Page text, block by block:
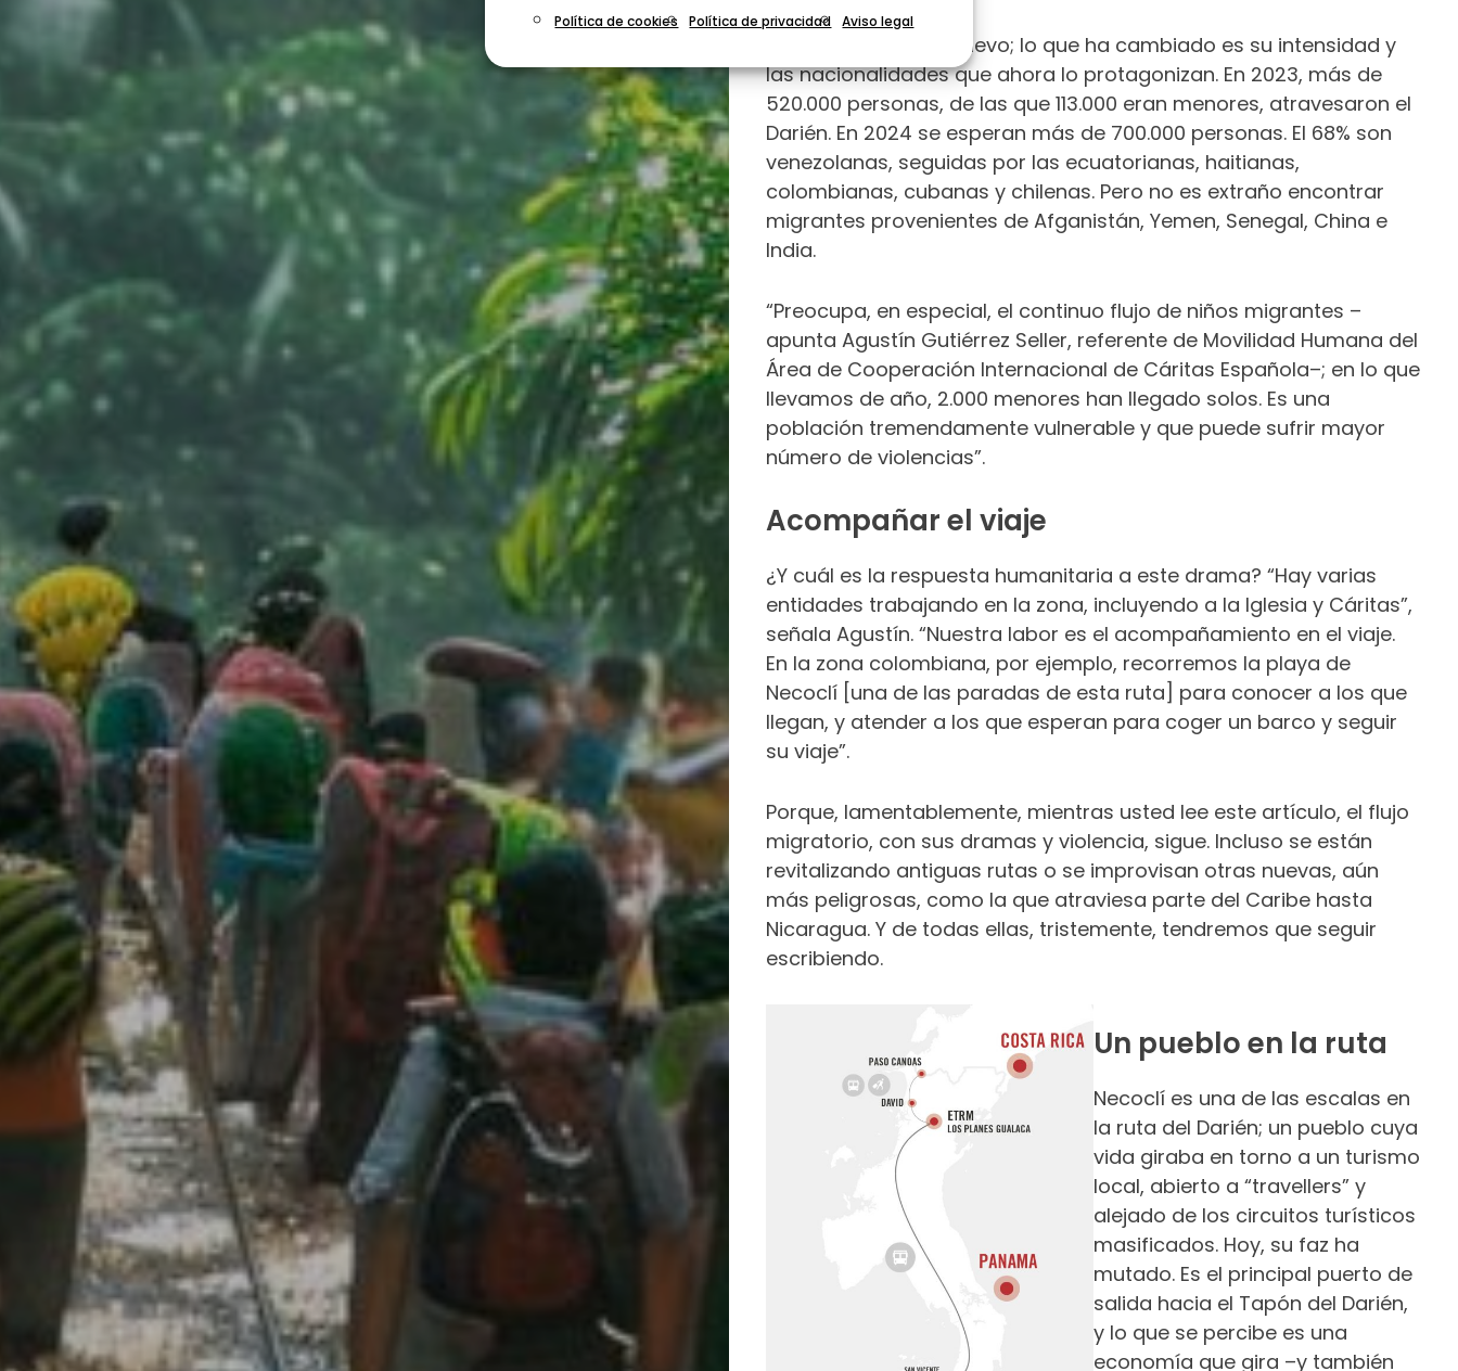
Política de cookies Política de privacidad Aviso legal
El fenómeno no es nuevo; lo que ha cambiado es su intensidad y
las nacionalidades que ahora lo protagonizan. En 2023, más de
520.000 personas, de las que 113.000 eran menores, atravesaron el
Darién. En 2024 se esperan más de 700.000 personas. El 68% son
venezolanas, seguidas por las ecuatorianas, haitianas,
colombianas, cubanas y chilenas. Pero no es extraño encontrar
migrantes provenientes de Afganistán, Yemen, Senegal, China e
India.
“Preocupa, en especial, el continuo flujo de niños migrantes –
apunta Agustín Gutiérrez Seller, referente de Movilidad Humana del
Área de Cooperación Internacional de Cáritas Española–; en lo que
llevamos de año, 2.000 menores han llegado solos. Es una
población tremendamente vulnerable y que puede sufrir mayor
número de violencias”.
Acompañar el viaje
¿Y cuál es la respuesta humanitaria a este drama? “Hay varias
entidades trabajando en la zona, incluyendo a la Iglesia y Cáritas”,
señala Agustín. “Nuestra labor es el acompañamiento en el viaje.
En la zona colombiana, por ejemplo, recorremos la playa de
Necoclí [una de las paradas de esta ruta] para conocer a los que
llegan, y atender a los que esperan para coger un barco y seguir
su viaje”.
Porque, lamentablemente, mientras usted lee este artículo, el flujo
migratorio, con sus dramas y violencia, sigue. Incluso se están
revitalizando antiguas rutas o se improvisan otras nuevas, aún
más peligrosas, como la que atraviesa parte del Caribe hasta
Nicaragua. Y de todas ellas, tristemente, tendremos que seguir
escribiendo.
Un pueblo en la ruta
Necoclí es una de las escalas en
la ruta del Darién; un pueblo cuya
vida giraba en torno a un turismo
local, abierto a “travellers” y
alejado de los circuitos turísticos
masificados. Hoy, su faz ha
mutado. Es el principal puerto de
salida hacia el Tapón del Darién,
y lo que se percibe es una
economía que gira –y también